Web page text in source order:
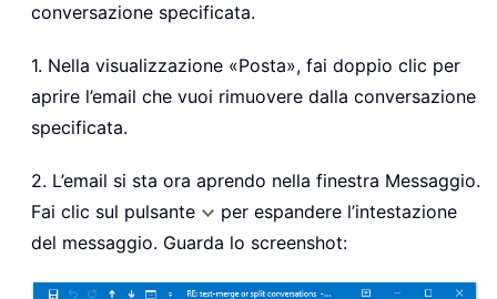
conversazione specificata.
1. Nella visualizzazione «Posta», fai doppio clic per
aprire l’email che vuoi rimuovere dalla conversazione
specificata.
2. L’email si sta ora aprendo nella finestra Messaggio.
Fai clic sul pulsante
per espandere l’intestazione
del messaggio. Guarda lo screenshot: